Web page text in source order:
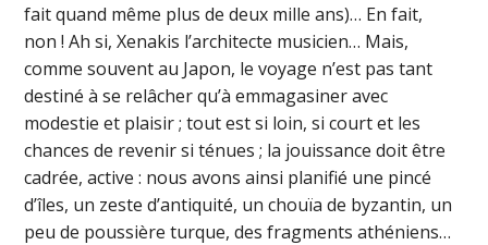
fait quand même plus de deux mille ans)… En fait,
non ! Ah si, Xenakis l’architecte musicien… Mais,
comme souvent au Japon, le voyage n’est pas tant
destiné à se relâcher qu’à emmagasiner avec
modestie et plaisir ; tout est si loin, si court et les
chances de revenir si ténues ; la jouissance doit être
cadrée, active : nous avons ainsi planifié une pincé
d’îles, un zeste d’antiquité, un chouïa de byzantin, un
peu de poussière turque, des fragments athéniens…